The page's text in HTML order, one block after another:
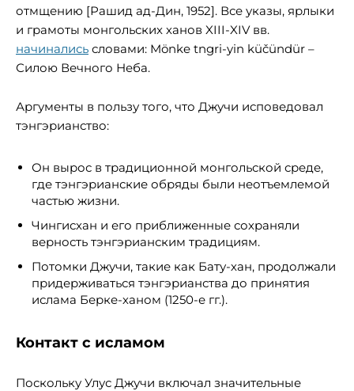
отмщению [Рашид ад-Дин, 1952]. Все указы, ярлыки
и грамоты монгольских ханов XIII-XIV вв.
начинались словами: Mönke tngri-yin küčündür –
Силою Вечного Неба.
Аргументы в пользу того, что Джучи исповедовал
тэнгэрианство:
Он вырос в традиционной монгольской среде,
где тэнгэрианские обряды были неотъемлемой
частью жизни.
Чингисхан и его приближенные сохраняли
верность тэнгэрианским традициям.
Потомки Джучи, такие как Бату-хан, продолжали
придерживаться тэнгэрианства до принятия
ислама Берке-ханом (1250-е гг.).
Контакт с исламом
Поскольку Улус Джучи включал значительные